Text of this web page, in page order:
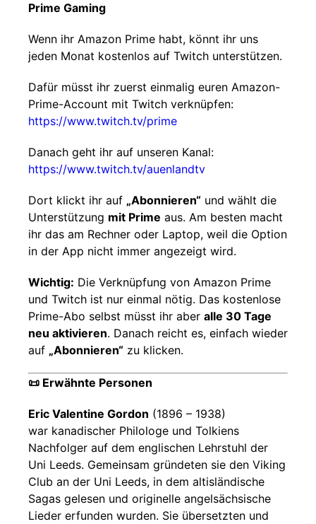
Prime Gaming
Wenn ihr Amazon Prime habt, könnt ihr uns
jeden Monat kostenlos auf Twitch unterstützen.
Dafür müsst ihr zuerst einmalig euren Amazon-
Prime-Account mit Twitch verknüpfen:
https://www.twitch.tv/prime
Danach geht ihr auf unseren Kanal:
https://www.twitch.tv/auenlandtv
Dort klickt ihr auf „Abonnieren“ und wählt die
Unterstützung mit Prime aus. Am besten macht
ihr das am Rechner oder Laptop, weil die Option
in der App nicht immer angezeigt wird.
Wichtig: Die Verknüpfung von Amazon Prime
und Twitch ist nur einmal nötig. Das kostenlose
Prime-Abo selbst müsst ihr aber alle 30 Tage
neu aktivieren. Danach reicht es, einfach wieder
auf „Abonnieren“ zu klicken.
📜 Erwähnte Personen
Eric Valentine Gordon (1896 – 1938)
war kanadischer Philologe und Tolkiens
Nachfolger auf dem englischen Lehrstuhl der
Uni Leeds. Gemeinsam gründeten sie den Viking
Club an der Uni Leeds, in dem altisländische
Sagas gelesen und originelle angelsächsische
Lieder erfunden wurden. Sie übersetzten und